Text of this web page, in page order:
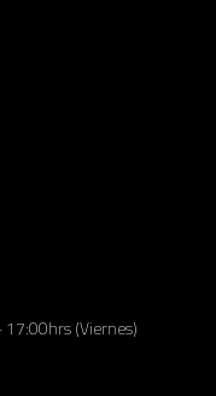
(Viernes)